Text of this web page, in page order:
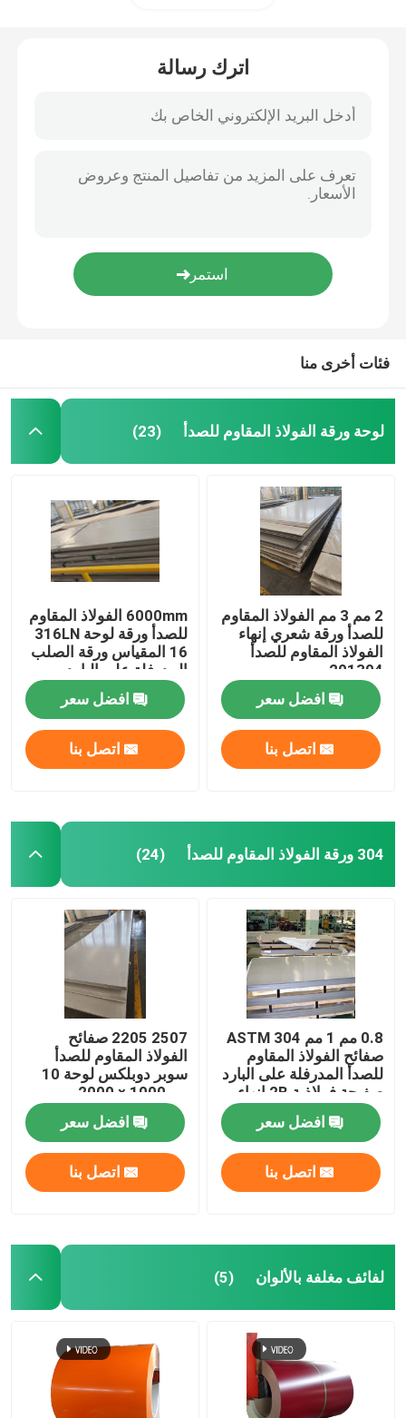
حولنا
اترك رسالة
فئات أخرى منا
لوحة ورقة الفولاذ المقاوم للصدأ (23)
2 مم 3 مم الفولاذ المقاوم
للصدأ ورقة شعري إنهاء
الفولاذ المقاوم للصدأ
201304
افضل سعر
اتصل بنا
6000mm الفولاذ المقاوم
للصدأ ورقة لوحة 316LN
16 المقياس ورقة الصلب
المدرفلة على البارد
افضل سعر
اتصل بنا
304 ورقة الفولاذ المقاوم للصدأ (24)
0.8 مم 1 مم ASTM 304
صفائح الفولاذ المقاوم
للصدأ المدرفلة على البارد
صفيحة فولاذية 2B إنهاء
Sus321
افضل سعر
اتصل بنا
2507 2205 صفائح
الفولاذ المقاوم للصدأ
سوبر دوبلكس لوحة 10
افضل سعر
اتصل بنا
لفائف مغلفة بالألوان (5)